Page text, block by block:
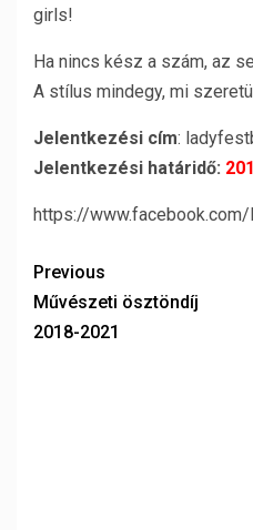
girls!
Ha nincs kész a szám, az
A stílus mindegy, mi
Jelentkezési cím:
Jelentkezési határidő:
https://
Previous
Művészeti ösztöndíj
2018-2021